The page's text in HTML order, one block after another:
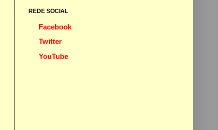
REDE SOCIAL
Facebook
Twitter
YouTube